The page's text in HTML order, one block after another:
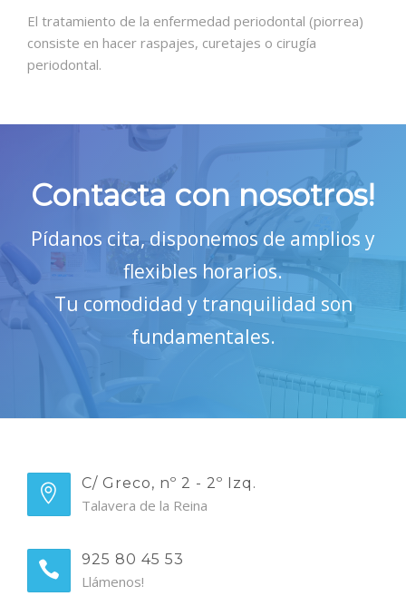
El tratamiento de la enfermedad periodontal (piorrea)
consiste en hacer raspajes, curetajes o cirugía
periodontal.
Contacta con nosotros!
Pídanos cita, disponemos de amplios y
flexibles horarios.
Tu comodidad y tranquilidad son
fundamentales.
C/ Greco, nº 2 - 2º Izq.
Talavera de la Reina
925 80 45 53
Llámenos!